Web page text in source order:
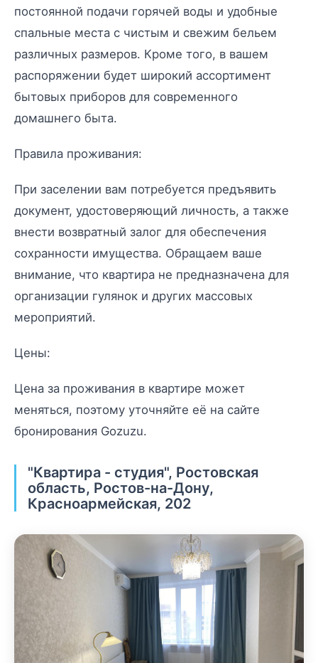
постоянной подачи горячей воды и удобные
спальные места с чистым и свежим бельем
различных размеров. Кроме того, в вашем
распоряжении будет широкий ассортимент
бытовых приборов для современного
домашнего быта.
Правила проживания:
При заселении вам потребуется предъявить
документ, удостоверяющий личность, а также
внести возвратный залог для обеспечения
сохранности имущества. Обращаем ваше
внимание, что квартира не предназначена для
организации гулянок и других массовых
мероприятий.
Цены:
Цена за проживания в квартире может
меняться, поэтому уточняйте её на сайте
бронирования Gozuzu.
"Квартира - студия", Ростовская
область, Ростов-на-Дону,
Красноармейская, 202